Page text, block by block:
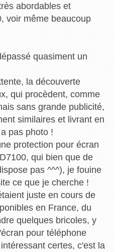
abordables et
voir même beaucoup
quasiment un
la découverte
qui procèdent, comme
sans grande publicité,
similaires et livrant en
pas photo !
protection pour écran
qui bien que de
pas ^^^), je fouine
ce que je cherche !
juste en cours de
en France, du
quelques bricoles, y
pour téléphone
certes, c'est la